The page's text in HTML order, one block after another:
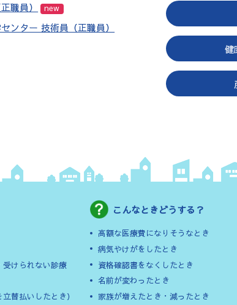
職員） new
ンター 技術員（正職員）
健
受けられない診療
替払いしたとき）
こんなときどうする？
高額な医療費になりそうなとき
病気やけがをしたとき
資格確認書をなくしたとき
名前が変わったとき
家族が増えたとき・減ったとき